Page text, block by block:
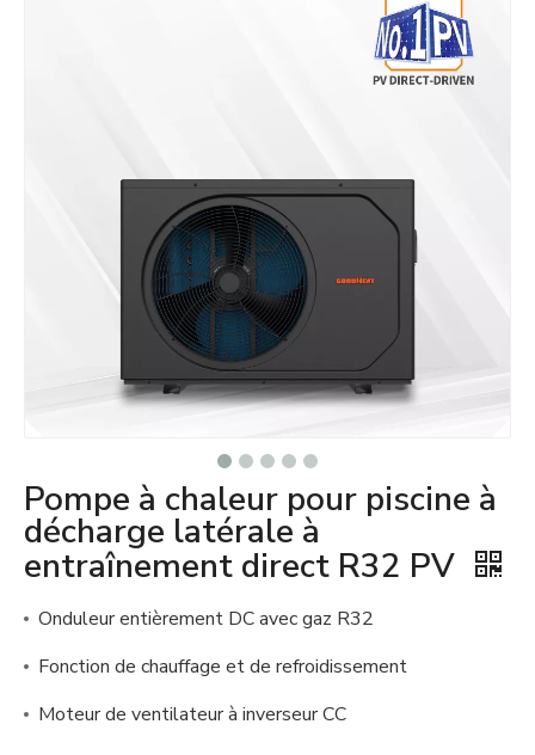
Pompe à chaleur pour piscine à
décharge latérale à
entraînement direct R32 PV
Onduleur entièrement DC avec gaz R32
Fonction de chauffage et de refroidissement
Moteur de ventilateur à inverseur CC